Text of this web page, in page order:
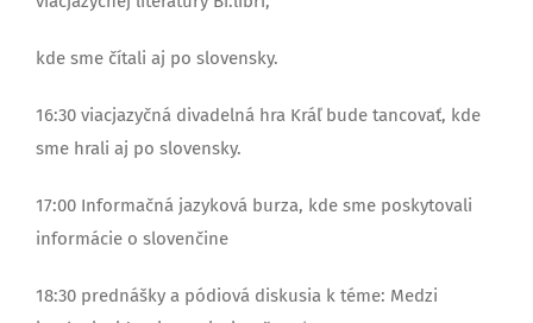
kde sme čítali aj po slovensky.
16:30 viacjazyčná divadelná hra Kráľ bude tancovať, kde
sme hrali aj po slovensky.
17:00 Informačná jazyková burza, kde sme poskytovali
informácie o slovenčine
18:30 prednášky a pódiová diskusia k téme: Medzi